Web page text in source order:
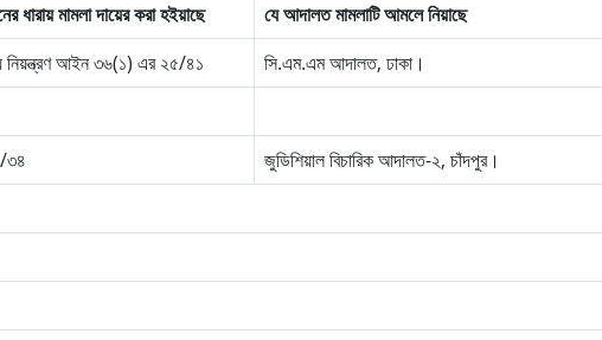
মামলা দায়ের করা হইয়াছে যে আদালত মামলাটি আমলে নিয়াছে
নিয়ন্ত্রণ আইন ৩৬(১) এর ২৫/৪১ সি.এম.এম আদালত, ঢাকা।
৩৪ জুডিশিয়াল বিচারিক আদালত-২, চাঁদপুর।